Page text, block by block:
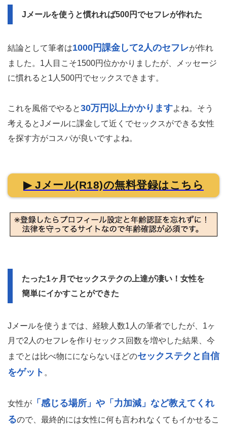
Jメールを使うと慣れれば500円でセフレが作れた
結論として筆者は1000円課金して2人のセフレが作れ
ました。1人目こそ1500円位かかりましたが、メッセージ
に慣れると1人500円でセックスできます。
これを風俗でやると30万円以上かかりますよね。そう
考えるとJメールに課金して近くでセックスができる女性
を探す方がコスパが良いですよね。
▶ Jメール(R18)の無料登録はこちら
たった1ヶ月でセックステクの上達が凄い！女性を
簡単にイかすことができた
Jメールを使うまでは、経験人数1人の筆者でしたが、1ヶ
月で2人のセフレを作りセックス回数を増やした結果、今
までとは比べ物ににならないほどのセックステクと自信
をゲット 。
女性が 「感じる場所」や「力加減」など教えてくれ
るので、最終的には女性に何も言われなくてもイかせるこ